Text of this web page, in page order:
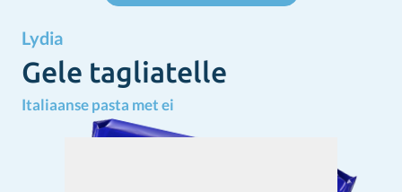
Lydia
Gele tagliatelle
Italiaanse pasta met ei